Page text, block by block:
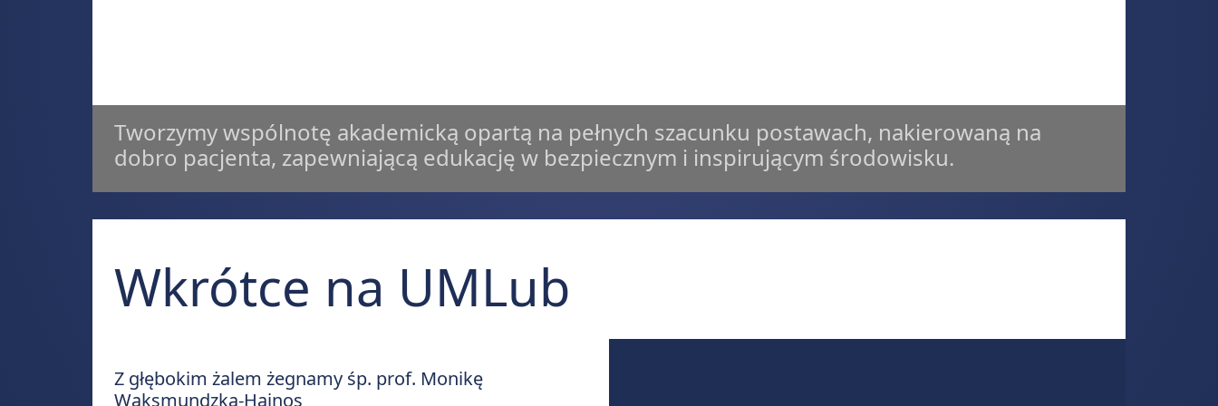
Tworzymy wspólnotę akademicką opartą na pełnych szacunku postawach, nakierowaną na
dobro pacjenta, zapewniającą edukację w bezpiecznym i inspirującym środowisku.
Wkrótce na UMLub
Z głębokim żalem żegnamy śp. prof. Monikę
Waksmundzką-Hajnos
Nasza strona korzysta z technologii zewnętrznych. Używamy **Google Analytics** do analizy ruchu, osadzonej mapy **uMap (OpenStreetMap France)** oraz odtwarzacza wideo **YouTube**.
Narzędzia te mogą zapisywać pliki cookies lub dane w pamięci Twojej przeglądarki oraz przetwarzać Twój adres IP. Wybierz, czy wyrażasz na to zgodę.